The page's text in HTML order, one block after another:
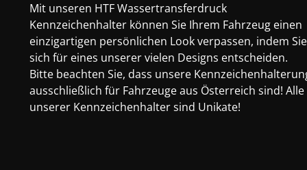
Mit unseren HTF Wassertransferdruck
Kennzeichenhalter können Sie Ihrem Fahrzeug einen
einzigartigen persönlichen Look verpassen, indem Sie
sich für eines unserer vielen Designs entscheiden.
Bitte beachten Sie, dass unsere
ausschließlich für Fahrzeuge aus Österreich sind! Alle
unserer Kennzeichenhalter sind Unikate!